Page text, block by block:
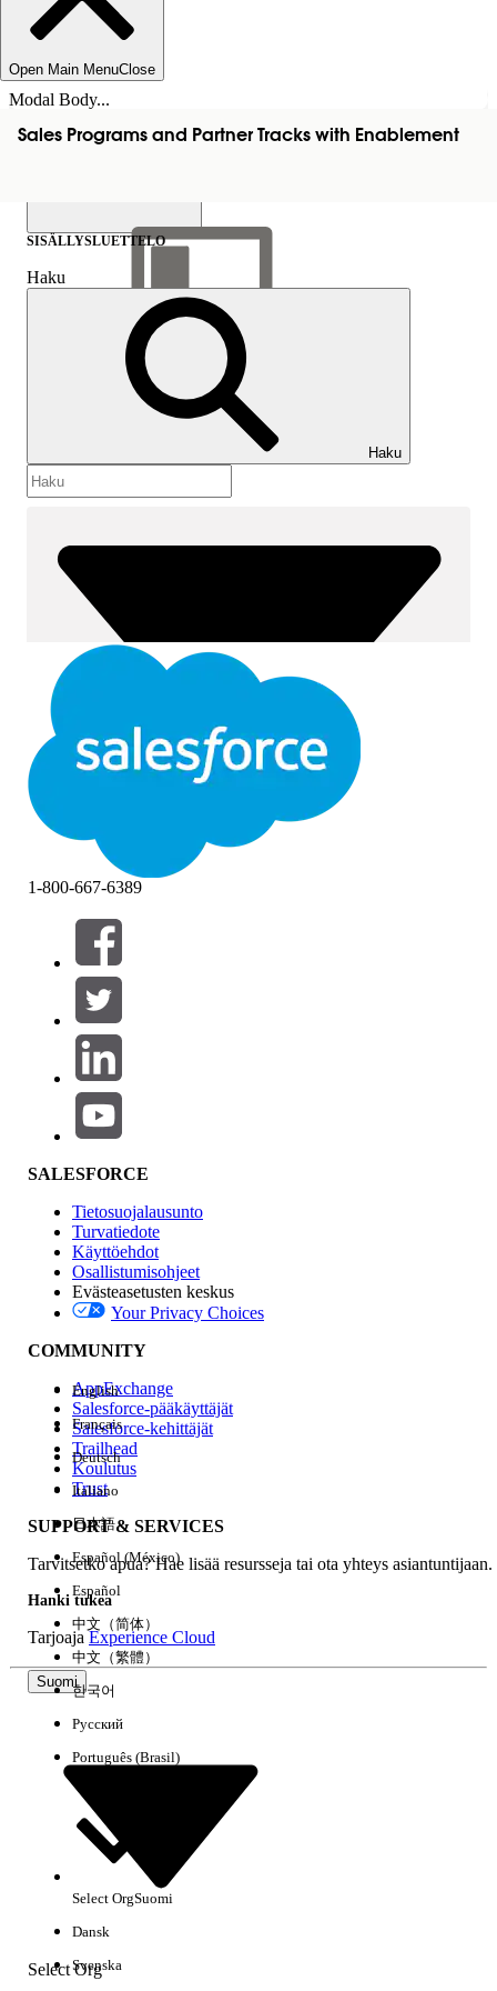
Open Main MenuClose
Modal Body...
Sales Programs and Partner Tracks with Enablement
Näytä sisällysluettelo
Sisällysluettelo
SISÄLLYSLUETTELO
Haku
Haku
Suodattimet (0)
VALITSE SUODATTIMET
Tuotealue
Ominaisuuden vaikutus
Edition
Kokemus
Tyhjennä kaikki Valmis
Tarkista avainsanojesi oikeinkirjoitus.
1-800-667-6389
SALESFORCE
Tietosuojalausunto
Turvatiedote
Käyttöehdot
Osallistumisohjeet
Evästeasetusten keskus
Your Privacy Choices
COMMUNITY
AppExchange
Salesforce-pääkäyttäjät
Salesforce-kehittäjät
Trailhead
Koulutus
Trust
SUPPORT & SERVICES
Tarvitsetko apua? Hae lisää resursseja tai ota yhteys asiantuntijaan.
Hanki tukea
TarjoajaExperience Cloud
Suomi
Select Org
English
Français
Deutsch
Italiano
日本語
Español (México)
Español
中文（简体）
中文（繁體）
한국어
Русский
Português (Brasil)
Select OrgSuomi
Dansk
Svenska